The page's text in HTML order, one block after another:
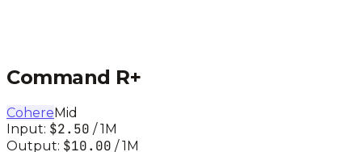
Command R+
CohereMid
Input: $2.50 / 1M
Output: $10.00 / 1M